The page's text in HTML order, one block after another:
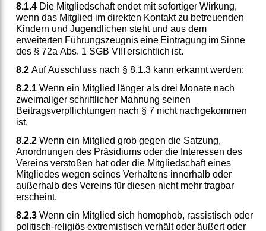
8.1.4Die Mitgliedschaft endet mit sofortiger Wirkung,
wenn das Mitglied im direkten Kontakt zu betreuenden
Kindern und Jugendlichen steht und aus dem
erweiterten Führungszeugnis eine Eintragung im Sinne
des § 72a Abs. 1 SGB VIII ersichtlich ist.
8.2Auf Ausschluss nach § 8.1.3 kann erkannt werden:
8.2.1Wenn ein Mitglied länger als drei Monate nach
zweimaliger schriftlicher Mahnung seinen
Beitragsverpflichtungen nach § 7 nicht nachgekommen
ist.
8.2.2Wenn ein Mitglied grob gegen die Satzung,
Anordnungen des Präsidiums oder die Interessen des
Vereins verstoßen hat oder die Mitgliedschaft eines
Mitgliedes wegen seines Verhaltens innerhalb oder
außerhalb des Vereins für diesen nicht mehr tragbar
erscheint.
8.2.3Wenn ein Mitglied sich homophob, rassistisch oder
politisch-religiös extremistisch verhält oder äußert oder